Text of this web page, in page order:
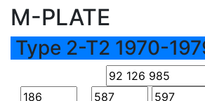
M-PLATE
Type 2-T2 1970-